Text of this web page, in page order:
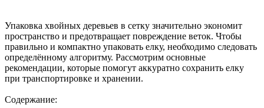
Упаковка хвойных деревьев в сетку значительно экономит
пространство и предотвращает повреждение веток. Чтобы
правильно и компактно упаковать елку, необходимо следовать
определённому алгоритму. Рассмотрим основные
рекомендации, которые помогут аккуратно сохранить елку
при транспортировке и хранении.
Содержание: